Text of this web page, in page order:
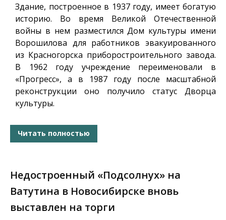
Здание, построенное в 1937 году, имеет богатую
историю. Во время Великой Отечественной
войны в нем разместился Дом культуры имени
Ворошилова для работников эвакуированного
из Красногорска приборостроительного завода.
В 1962 году учреждение переименовали в
«Прогресс», а в 1987 году после масштабной
реконструкции оно получило статус Дворца
культуры.
Читать полностью
Недостроенный «Подсолнух» на
Ватутина в Новосибирске вновь
выставлен на торги